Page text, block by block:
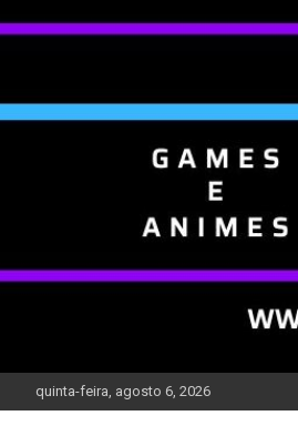
to
quinta-feira, agosto 6, 2026